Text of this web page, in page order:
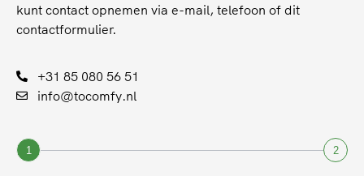
kunt contact opnemen via e-mail, telefoon of dit
contactformulier.
+31 85 080 56 51
info@tocomfy.nl
1 2